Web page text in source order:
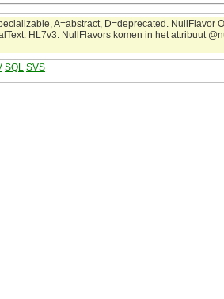
A=abstract, D=deprecated. NullFlavor
HL7v3: NullFlavors komen in het attribuut
SQL SVS